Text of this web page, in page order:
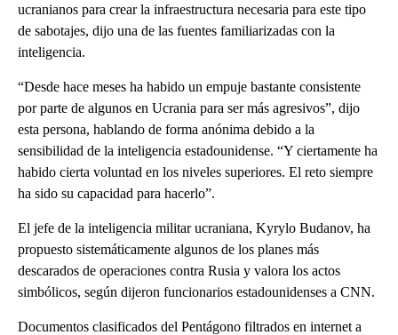
ucranianos para crear la infraestructura necesaria para este tipo
de sabotajes, dijo una de las fuentes familiarizadas con la
inteligencia.
“Desde hace meses ha habido un empuje bastante consistente
por parte de algunos en Ucrania para ser más agresivos”, dijo
esta persona, hablando de forma anónima debido a la
sensibilidad de la inteligencia estadounidense. “Y ciertamente ha
habido cierta voluntad en los niveles superiores. El reto siempre
ha sido su capacidad para hacerlo”.
El jefe de la inteligencia militar ucraniana, Kyrylo Budanov, ha
propuesto sistemáticamente algunos de los planes más
descarados de operaciones contra Rusia y valora los actos
simbólicos, según dijeron funcionarios estadounidenses a CNN.
Documentos clasificados del Pentágono filtrados en internet a